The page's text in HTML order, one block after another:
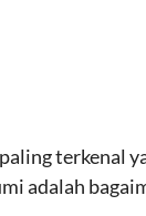
terkenal
adalah